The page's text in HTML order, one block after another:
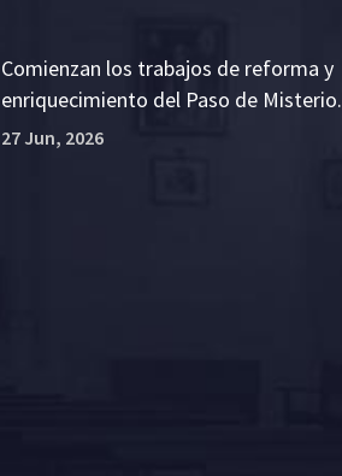
Comienzan los trabajos de reforma y
enriquecimiento del Paso de Misterio.
27 Jun, 2026